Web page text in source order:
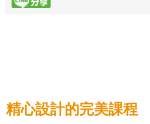
精心設計的完美課程